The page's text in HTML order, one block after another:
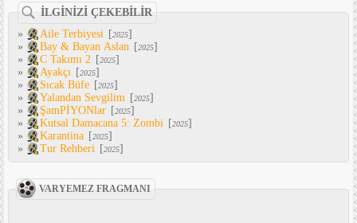
İLGİNİZİ ÇEKEBİLİR
»
Aile Terbiyesi [2025]
»
Bay & Bayan Aslan [2025]
»
C Takımı 2 [2025]
»
Ayakçı [2025]
»
Sıcak Büfe [2025]
»
Yalandan Sevgilim [2025]
»
ŞamPİYONlar [2025]
»
Kutsal Damacana 5: Zombi [2025]
»
Karantina [2025]
»
Tur Rehberi [2025]
VARYEMEZ FRAGMANI